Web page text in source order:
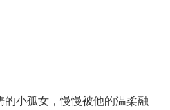
小孤女，慢慢被他的温柔融